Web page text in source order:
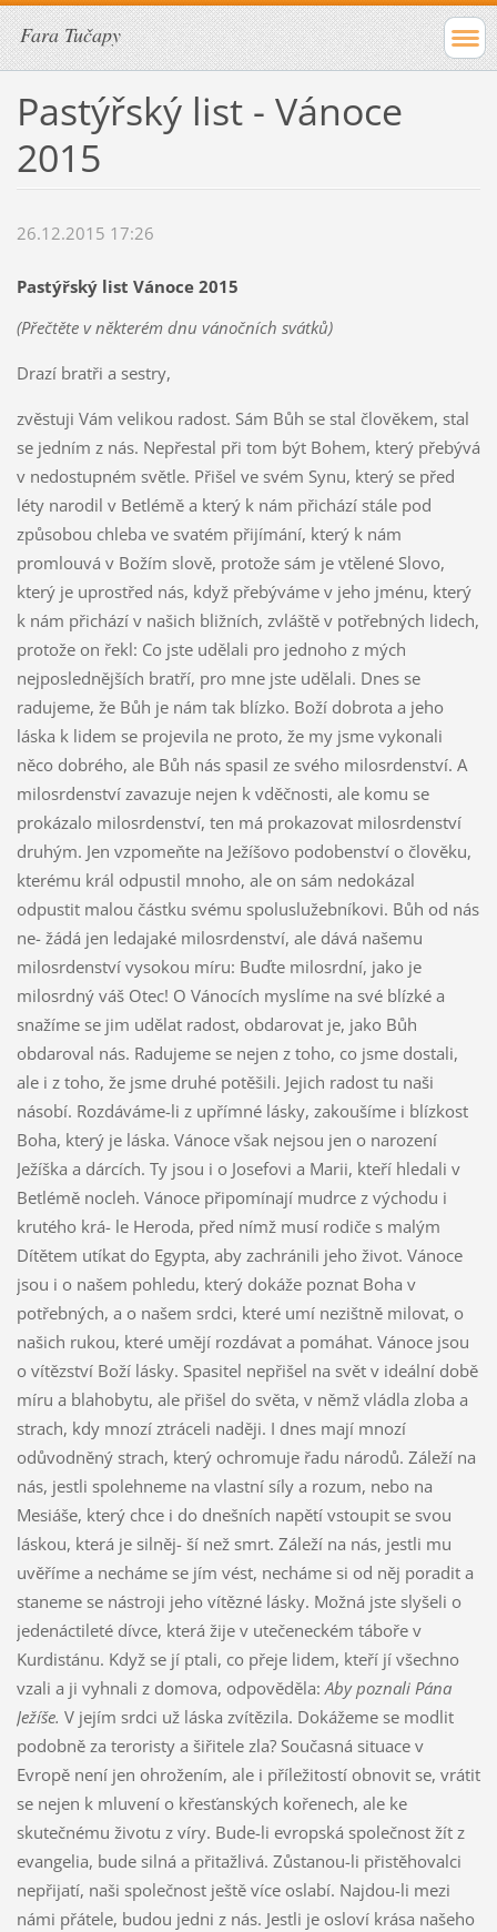
Fara Tučapy
Pastýřský list - Vánoce
2015
26.12.2015 17:26
Pastýřský list Vánoce 2015
(Přečtěte v některém dnu vánočních svátků)
Drazí bratři a sestry,
zvěstuji Vám velikou radost. Sám Bůh se stal člověkem, stal
se jedním z nás. Nepřestal při tom být Bohem, který přebývá
v nedostupném světle. Přišel ve svém Synu, který se před
léty narodil v Betlémě a který k nám přichází stále pod
způsobou chleba ve svatém přijímání, který k nám
promlouvá v Božím slově, protože sám je vtělené Slovo,
který je uprostřed nás, když přebýváme v jeho jménu, který
k nám přichází v našich bližních, zvláště v potřebných lidech,
protože on řekl: Co jste udělali pro jednoho z mých
nejposlednějších bratří, pro mne jste udělali. Dnes se
radujeme, že Bůh je nám tak blízko. Boží dobrota a jeho
láska k lidem se projevila ne proto, že my jsme vykonali
něco dobrého, ale Bůh nás spasil ze svého milosrdenství. A
milosrdenství zavazuje nejen k vděčnosti, ale komu se
prokázalo milosrdenství, ten má prokazovat milosrdenství
druhým. Jen vzpomeňte na Ježíšovo podobenství o člověku,
kterému král odpustil mnoho, ale on sám nedokázal
odpustit malou částku svému spoluslužebníkovi. Bůh od nás
ne- žádá jen ledajaké milosrdenství, ale dává našemu
milosrdenství vysokou míru: Buďte milosrdní, jako je
milosrdný váš Otec! O Vánocích myslíme na své blízké a
snažíme se jim udělat radost, obdarovat je, jako Bůh
obdaroval nás. Radujeme se nejen z toho, co jsme dostali,
ale i z toho, že jsme druhé potěšili. Jejich radost tu naši
násobí. Rozdáváme-li z upřímné lásky, zakoušíme i blízkost
Boha, který je láska. Vánoce však nejsou jen o narození
Ježíška a dárcích. Ty jsou i o Josefovi a Marii, kteří hledali v
Betlémě nocleh. Vánoce připomínají mudrce z východu i
krutého krá- le Heroda, před nímž musí rodiče s malým
Dítětem utíkat do Egypta, aby zachránili jeho život. Vánoce
jsou i o našem pohledu, který dokáže poznat Boha v
potřebných, a o našem srdci, které umí nezištně milovat, o
našich rukou, které umějí rozdávat a pomáhat. Vánoce jsou
o vítězství Boží lásky. Spasitel nepřišel na svět v ideální době
míru a blahobytu, ale přišel do světa, v němž vládla zloba a
strach, kdy mnozí ztráceli naději. I dnes mají mnozí
odůvodněný strach, který ochromuje řadu národů. Záleží na
nás, jestli spolehneme na vlastní síly a rozum, nebo na
Mesiáše, který chce i do dnešních napětí vstoupit se svou
láskou, která je silněj- ší než smrt. Záleží na nás, jestli mu
uvěříme a necháme se jím vést, necháme si od něj poradit a
staneme se nástroji jeho vítězné lásky. Možná jste slyšeli o
jedenáctileté dívce, která žije v utečeneckém táboře v
Kurdistánu. Když se jí ptali, co přeje lidem, kteří jí všechno
vzali a ji vyhnali z domova, odpověděla:Aby poznali Pána
Ježíše. V jejím srdci už láska zvítězila. Dokážeme se modlit
podobně za teroristy a šiřitele zla? Současná situace v
Evropě není jen ohrožením, ale i příležitostí obnovit se, vrátit
se nejen k mluvení o křesťanských kořenech, ale ke
skutečnému životu z víry. Bude-li evropská společnost žít z
evangelia, bude silná a přitažlivá. Zůstanou-li přistěhovalci
nepřijatí, naši společnost ještě více oslabí. Najdou-li mezi
námi přátele, budou jedni z nás. Jestli je osloví krása našeho